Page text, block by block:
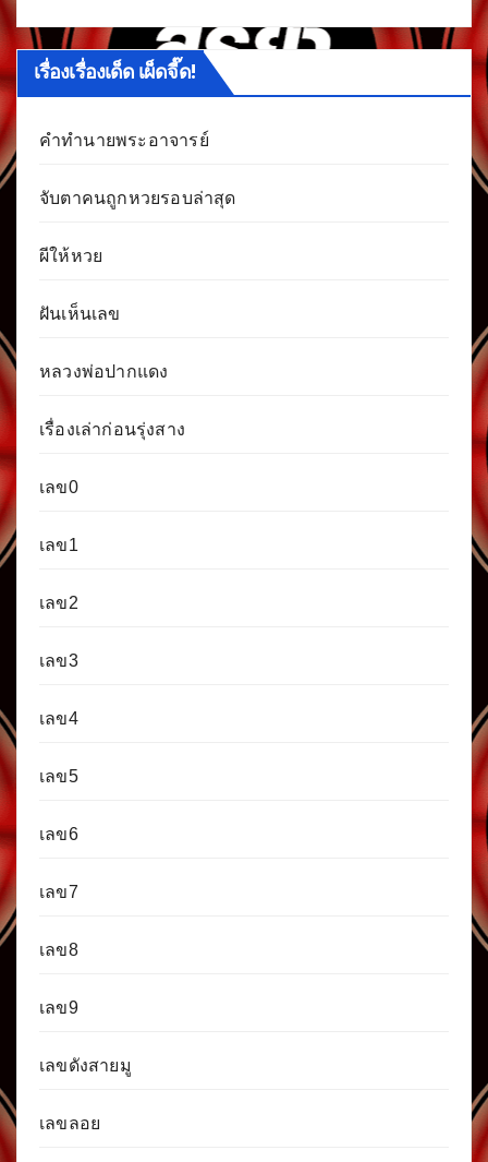
เรื่องเรื่องเด็ด เผ็ดจี๊ด!
คำทำนายพระอาจารย์
จับตาคนถูกหวยรอบล่าสุด
ผีให้หวย
ฝันเห็นเลข
หลวงพ่อปากแดง
เรื่องเล่าก่อนรุ่งสาง
เลข0
เลข1
เลข2
เลข3
เลข4
เลข5
เลข6
เลข7
เลข8
เลข9
เลขดังสายมู
เลขลอย